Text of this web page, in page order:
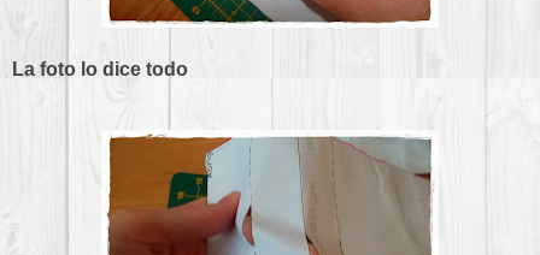
La foto lo dice todo